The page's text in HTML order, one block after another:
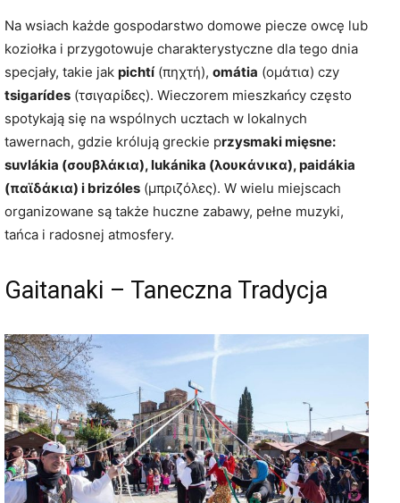
Na wsiach każde gospodarstwo domowe piecze owcę lub
koziołka i przygotowuje charakterystyczne dla tego dnia
specjały, takie jak pichtí(πηχτή), omátia (ομάτια) czy
tsigarídes (τσιγαρίδες). Wieczorem mieszkańcy często
spotykają się na wspólnych ucztach w lokalnych
tawernach, gdzie królują greckie przysmaki mięsne:
suvlákia (σουβλάκια), lukánika (λουκάνικα), paidákia
(παϊδάκια) i brizóles (μπριζόλες). W wielu miejscach
organizowane są także huczne zabawy, pełne muzyki,
tańca i radosnej atmosfery.
Gaitanaki – Taneczna Tradycja